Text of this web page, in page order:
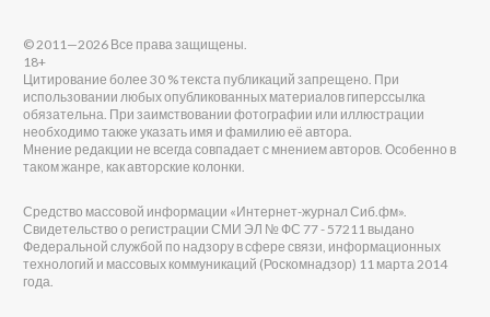
© 2011—2026 Все права защищены.
18+
Цитирование более 30 % текста публикаций запрещено. При
использовании любых опубликованных материалов гиперссылка
обязательна. При заимствовании фотографии или иллюстрации
необходимо также указать имя и фамилию её автора.
Мнение редакции не всегда совпадает с мнением авторов. Особенно в
таком жанре, как авторские колонки.
Средство массовой информации «Интернет-журнал Сиб.фм».
Свидетельство о регистрации СМИ ЭЛ № ФС 77 - 57211 выдано
Федеральной службой по надзору в сфере связи, информационных
технологий и массовых коммуникаций (Роскомнадзор) 11 марта 2014
года.